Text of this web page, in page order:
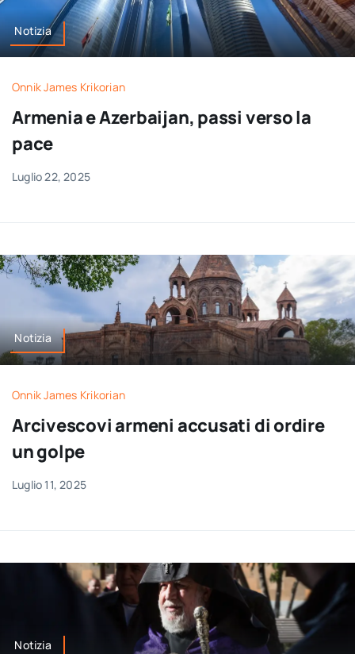
Notizia
Onnik James Krikorian
Armenia e Azerbaijan, passi verso la
pace
Luglio 22, 2025
Notizia
Onnik James Krikorian
Arcivescovi armeni accusati di ordire
un golpe
Luglio 11, 2025
Notizia